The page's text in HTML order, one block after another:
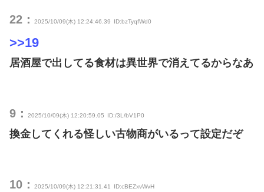
22： 2025/10/09(木) 12:24:46.39 ID:bzTyqfWd0
>>19
居酒屋で出してる食材は異世界で消えてるからなあ
9： 2025/10/09(木) 12:20:59.05 ID:/3L/bV1P0
換金してくれる怪しい古物商がいるって設定だぞ
10： 2025/10/09(木) 12:21:31.41 ID:cBEZxvWvH